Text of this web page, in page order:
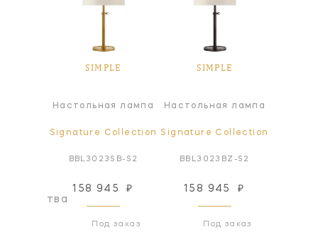
SIMPLE
Настольная лампа
Signature Collection
BBL3023SB-S2
158 945 ₽
Под заказ
SIMPLE
Настольная лампа
Signature Collection
BBL3023BZ-S2
158 945 ₽
Под заказ